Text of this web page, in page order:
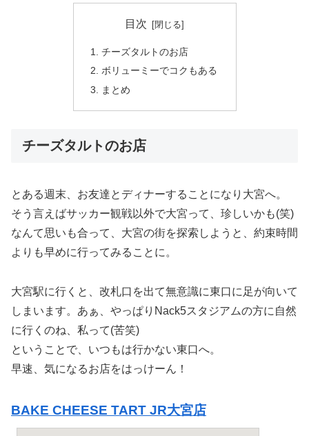
目次
チーズタルトのお店
ボリューミーでコクもある
まとめ
チーズタルトのお店
とある週末、お友達とディナーすることになり大宮へ。
そう言えばサッカー観戦以外で大宮って、珍しいかも(笑)
なんて思いも合って、大宮の街を探索しようと、約束時間
よりも早めに行ってみることに。
大宮駅に行くと、改札口を出て無意識に東口に足が向いて
しまいます。あぁ、やっぱりNack5スタジアムの方に自然
に行くのね、私って(苦笑)
ということで、いつもは行かない東口へ。
早速、気になるお店をはっけーん！
BAKE CHEESE TART JR大宮店